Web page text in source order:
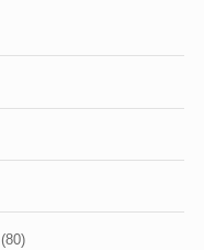
(80)